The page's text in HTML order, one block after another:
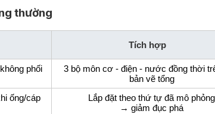
thường
Tích hợp
phối
3 bộ môn cơ - điện - nước đồng thời
bản vẽ tổng
ống/cáp
Lắp đặt theo thứ tự đã mô phỏng
→ giảm đục phá